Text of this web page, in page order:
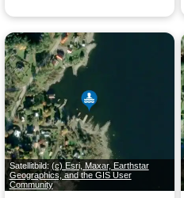
Satellitbild: (c) Esri, Maxar, Earthstar
Geographics, and the GIS User
Community